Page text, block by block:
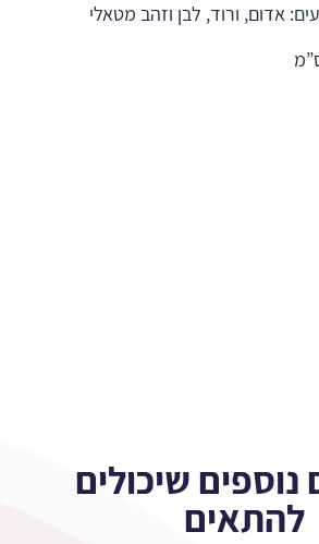
אדום, ורוד, לבן וזהב מטאלי
נוספים שיכולים
להתאים